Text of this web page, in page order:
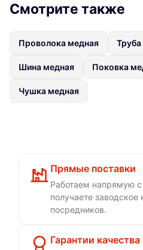
Смотрите также
Проволока медная
Шина медная Поковка
Чушка медная
Прямые поставки
Работаем напрямую
получаете заводское
посредников.
Гарантии качества